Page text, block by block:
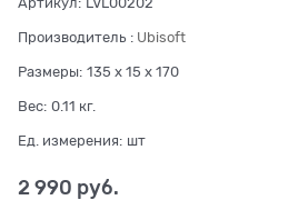
Производитель : Ubisoft
Размеры: 135 x 15 x 170
Вес: 0.11 кг.
Ед. измерения: шт
2 990 руб.